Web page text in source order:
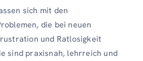
sich mit den
die bei neuen
und Ratlosigkeit
sind praxisnah, lehrreich und